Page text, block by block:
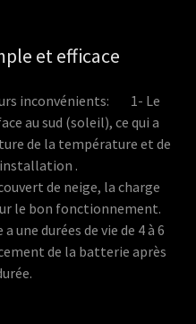
et efficace
inconvénients: 1- Le
au sud (soleil), ce qui a
de la température et de
.
de neige, la charge
le bon fonctionnement.
une durées de vie de 4 à 6
de la batterie après